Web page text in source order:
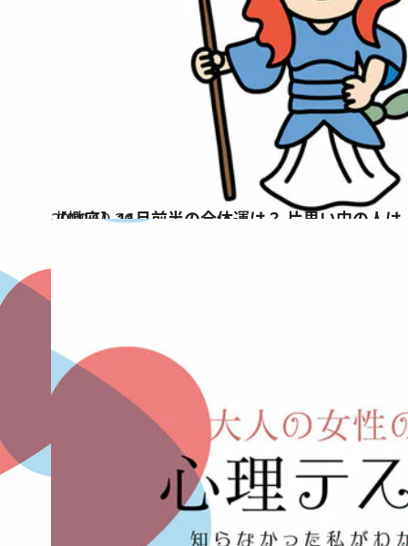
2019.10.26
【蠍座】11月前半の全体運は？ 片思い中の人
占い